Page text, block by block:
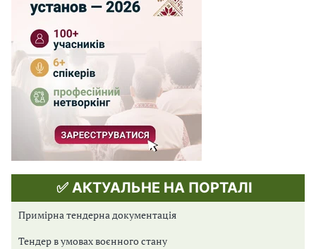
✅ АКТУАЛЬНЕ НА ПОРТАЛІ
Примірна тендерна документація
Тендер в умовах воєнного стану